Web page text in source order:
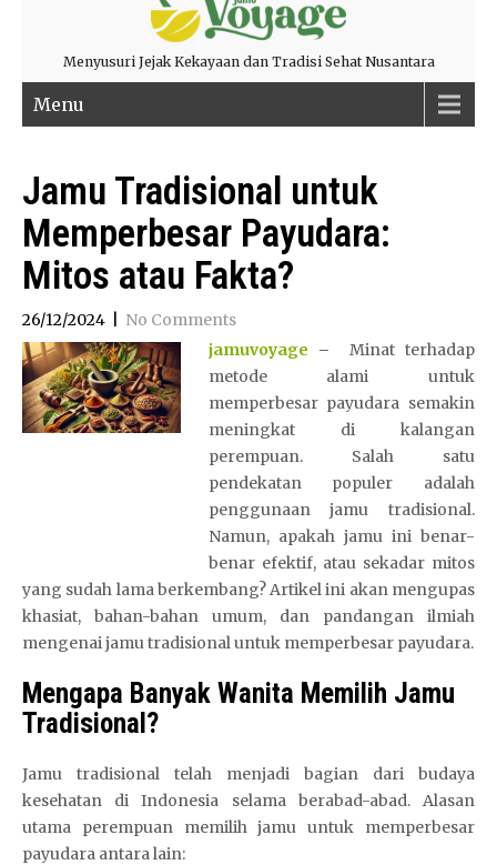
Menyusuri Jejak Kekayaan dan Tradisi Sehat Nusantara
Menu
Jamu Tradisional untuk
Memperbesar Payudara:
Mitos atau Fakta?
26/12/2024
No Comments
jamuvoyage – Minat terhadap
metode alami untuk
memperbesar payudara semakin
meningkat di kalangan
perempuan. Salah satu
pendekatan populer adalah
penggunaan jamu tradisional.
Namun, apakah jamu ini benar-
benar efektif, atau sekadar mitos
yang sudah lama berkembang? Artikel ini akan mengupas
khasiat, bahan-bahan umum, dan pandangan ilmiah
mengenai jamu tradisional untuk memperbesar payudara.
Mengapa Banyak Wanita Memilih Jamu
Tradisional?
Jamu tradisional telah menjadi bagian dari budaya
kesehatan di Indonesia selama berabad-abad. Alasan
utama perempuan memilih jamu untuk memperbesar
payudara antara lain: